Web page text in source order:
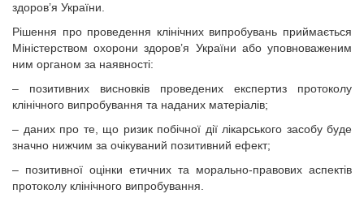
здоров’я України.
Рішення про проведення клінічних випробувань приймається
Міністерством охорони здоров’я України або уповноваженим
ним органом за наявності:
– позитивних висновків проведених експертиз протоколу
клінічного випробування та наданих матеріалів;
– даних про те, що ризик побічної дії лікарського засобу буде
значно нижчим за очікуваний позитивний ефект;
– позитивної оцінки етичних та морально-правових аспектів
протоколу клінічного випробування.